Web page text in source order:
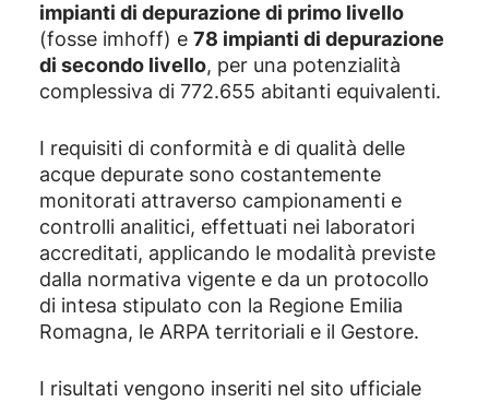
impianti di depurazione di primo livello
(fosse imhoff) e 78 impianti di depurazione
di secondo livello, per una potenzialità
complessiva di 772.655 abitanti equivalenti.
I requisiti di conformità e di qualità delle
acque depurate sono costantemente
monitorati attraverso campionamenti e
controlli analitici, effettuati nei laboratori
accreditati, applicando le modalità previste
dalla normativa vigente e da un protocollo
di intesa stipulato con la Regione Emilia
Romagna, le ARPA territoriali e il Gestore.
I risultati vengono inseriti nel sito ufficiale